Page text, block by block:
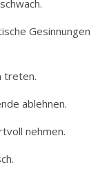
Gesinnungen
treten.
ablehnen.
nehmen.